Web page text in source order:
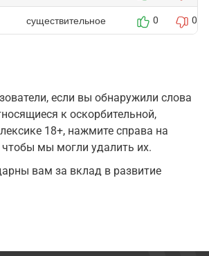
существительное 0 0
если вы обнаружили слова
к оскорбительной,
18+, нажмите справа на
мы могли удалить их.
вам за вклад в развитие